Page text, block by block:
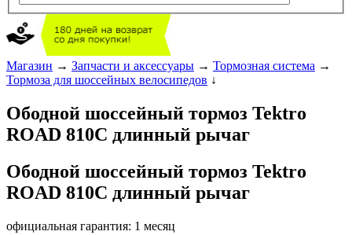
Магазин → Запчасти и аксессуары → Тормозная система →
Тормоза для шоссейных велосипедов ↓
Ободной шоссейный тормоз Tektro
ROAD 810С длинный рычаг
Ободной шоссейный тормоз Tektro
ROAD 810С длинный рычаг
официальная гарантия: 1 месяц